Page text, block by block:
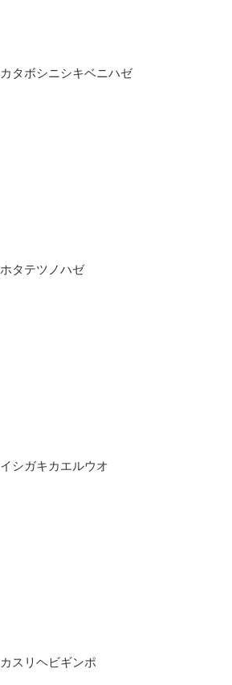
カタボシニシキベニハゼ
ホタテツノハゼ
イシガキカエルウオ
カスリヘビギンポ